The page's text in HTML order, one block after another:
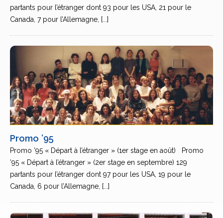
partants pour l’étranger dont 93 pour les USA, 21 pour le
Canada, 7 pour l’Allemagne, [...]
Promo ’95
Promo ’95 « Départ à l’étranger » (1er stage en août) Promo
’95 « Départ à l’étranger » (2er stage en septembre) 129
partants pour l’étranger dont 97 pour les USA, 19 pour le
Canada, 6 pour l’Allemagne, [...]